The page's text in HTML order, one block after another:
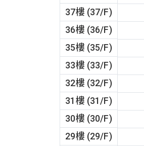
37樓 (37/F)
36樓 (36/F)
35樓 (35/F)
33樓 (33/F)
32樓 (32/F)
31樓 (31/F)
30樓 (30/F)
29樓 (29/F)